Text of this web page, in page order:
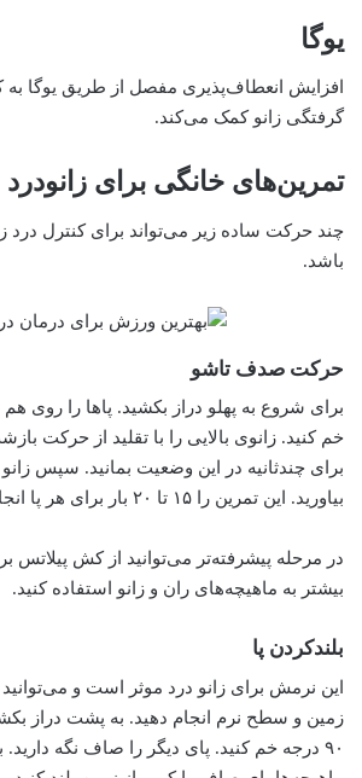
یوگا
افزایش انعطاف‌پذیری مفصل از طریق یوگا
گرفتگی زانو کمک می‌کند.
تمرین‌های خانگی برای زانودرد
چند حرکت ساده زیر می‌تواند برای کنترل درد
باشد.
حرکت صدف تاشو
برای شروع به پهلو دراز بکشید. پاها را روی هم
خم کنید. زانوی بالایی را با تقلید از حرکت
برای چندثانیه در این وضعیت بمانید. سپس
بیاورید. این تمرین را ۱۵ تا ۲۰ بار برای هر پا انجام دهید.
در مرحله پیشرفته‌تر می‌توانید از کش پیلاتس
بیشتر به ماهیچه‌های ران و زانو استفاده کنید.
بلند‌کردن پا
این نرمش برای زانو درد موثر است و
زمین و سطح نرم انجام دهید. به پشت دراز
۹۰ درجه خم کنید. پای دیگر را صاف نگه